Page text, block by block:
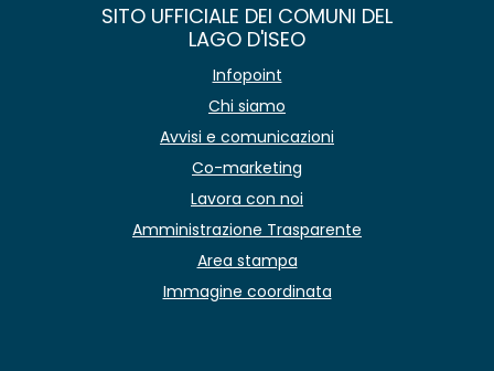
SITO UFFICIALE DEI COMUNI DEL
LAGO D'ISEO
Infopoint
Chi siamo
Avvisi e comunicazioni
Co-marketing
Lavora con noi
Amministrazione Trasparente
Area stampa
Immagine coordinata